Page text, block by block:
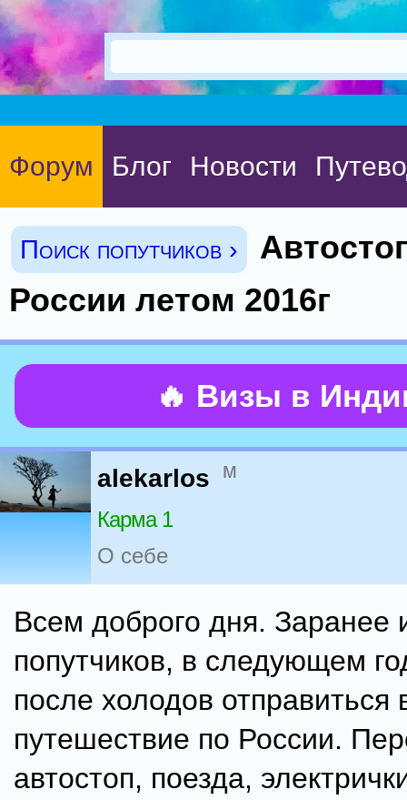
Форум Блог Новости
Поиск попутчиков ›
России летом 2016г
🔥 Визы в
alekarlos м
Карма 1
О себе
Всем доброго дня. Заранее
попутчиков, в следующем
после холодов отправиться
путешествие по России.
автостоп, поезда,